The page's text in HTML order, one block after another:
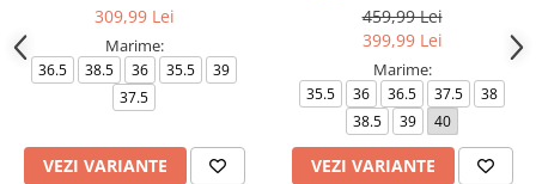
309,99 Lei
Marime:
36.5 38.5 36 35.5
39
37.5
VEZI VARIANTE
459,99 Lei
399,99 Lei
Marime:
35.5 36 36.5 37.5
38
38.5
39 40
VEZI VARIANTE